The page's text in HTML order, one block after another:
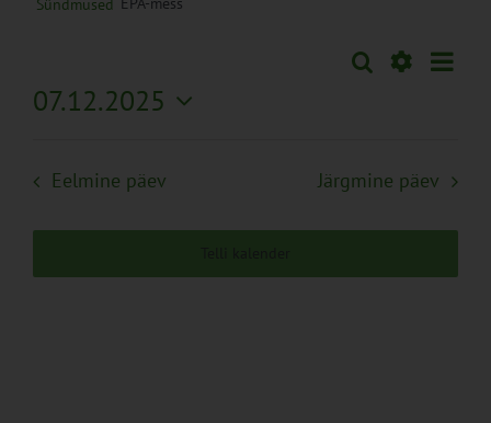
Sündmused
Sündmused
Navigation
Otsi Päev
07.12.2025
Eelmine päev Järgmine päev